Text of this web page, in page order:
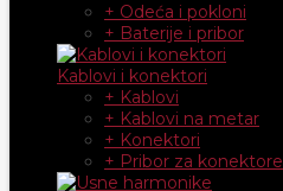
+ Odeća i pokloni
+ Baterije i pribor
Kablovi i konektori
+ Kablovi
+ Kablovi na metar
+ Konektori
+ Pribor za konektore